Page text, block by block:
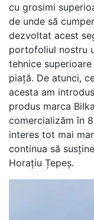
cu grosimi
de unde să
dezvoltat acest
portofoliul nostru
tehnice
piață. De atunci,
acesta am
produs marca
comercializăm în
interes tot mai
continua să
Horațiu Țepeș.